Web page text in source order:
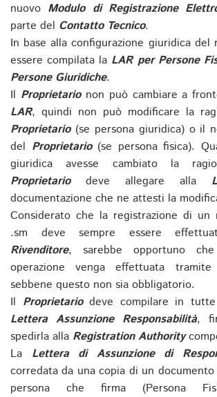
nuovo Modulo di Registrazione
parte del Contatto Tecnico.
In base alla configurazione giuridica del
essere compilata la LAR per Persone
Persone Giuridiche.
Il Proprietarionon può cambiare a
LAR, quindi non può modificare la
Proprietario(se persona giuridica) o il
del Proprietario(se persona fisica).
giuridica avesse cambiato la
Proprietariodeve allegare alla
documentazione che ne attesti la
Considerato che la registrazione di un
.sm deve sempre essere
Rivenditore, sarebbe opportuno
operazione venga effettuata
sebbene questo non sia obbligatorio.
Il Proprietariodeve compilare in
Lettera Assunzione Responsabilità,
spedirla alla Registration Authority
La Lettera di Assunzione di
corredata da una copia di un
persona che firma (Persona